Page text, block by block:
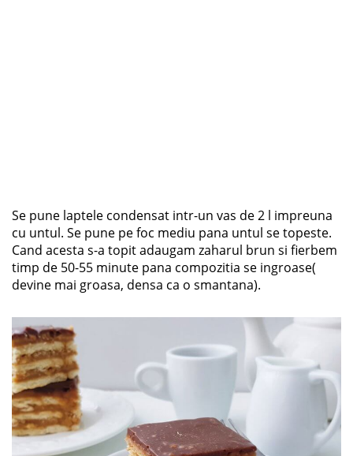
Se pune laptele condensat intr-un vas de 2 l impreuna
cu untul. Se pune pe foc mediu pana untul se topeste.
Cand acesta s-a topit adaugam zaharul brun si fierbem
timp de 50-55 minute pana compozitia se ingroase(
devine mai groasa, densa ca o smantana).